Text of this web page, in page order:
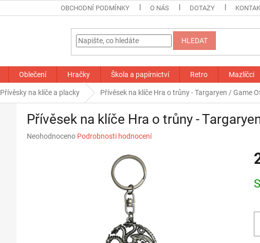
OBCHODNÍ PODMÍNKY O NÁS DOTAZY
HLEDAT
Oblečení Hračky Škola a papírnictví Retro Mazlíčci
Přívěsky na klíče a placky Přívěsek na klíče Hra o trůny - Targaryen / Game
Přívěsek na klíče Hra o trůny -
Průměrné
Neohodnoceno Podrobnosti hodnocení